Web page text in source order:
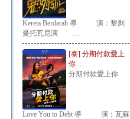
Kereta Berdarah 導 演：黎刹
曼托瓦尼演 …
[泰] 分期付款愛上
你 …
分期付款愛上你
Love You to Debt 導 演：瓦蘇